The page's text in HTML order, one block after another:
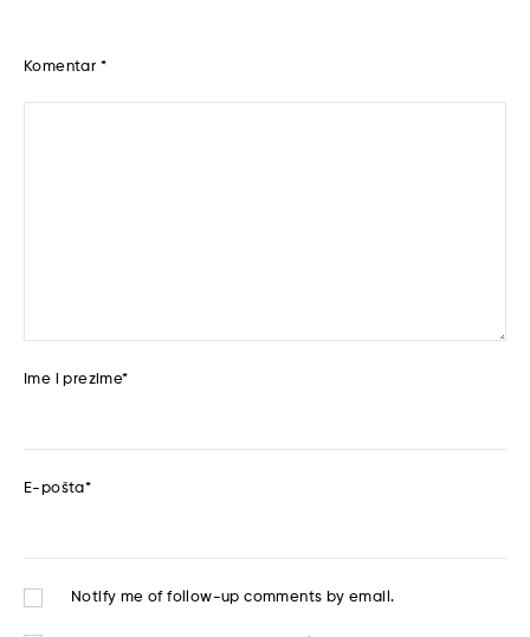
Komentar *
Ime i prezime*
E-pošta*
Notify me of follow-up comments by email.